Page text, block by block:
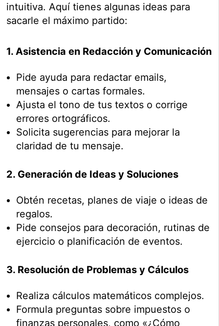
intuitiva. Aquí tienes algunas ideas para
sacarle el máximo partido:
1. Asistencia en Redacción y Comunicación
Pide ayuda para redactar emails,
mensajes o cartas formales.
Ajusta el tono de tus textos o corrige
errores ortográficos.
Solicita sugerencias para mejorar la
claridad de tu mensaje.
2. Generación de Ideas y Soluciones
Obtén recetas, planes de viaje o ideas de
regalos.
Pide consejos para decoración, rutinas de
ejercicio o planificación de eventos.
3. Resolución de Problemas y Cálculos
Realiza cálculos matemáticos complejos.
Formula preguntas sobre impuestos o
finanzas personales, como «¿Cómo